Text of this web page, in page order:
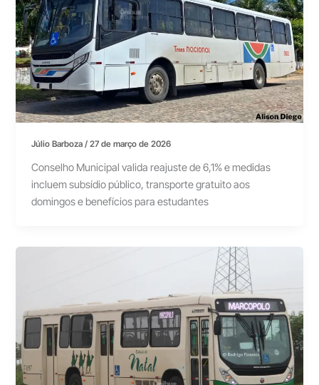
Júlio Barboza/27 de março de 2026
Conselho Municipal valida reajuste de 6,1% e medidas
incluem subsídio público, transporte gratuito aos
domingos e benefícios para estudantes